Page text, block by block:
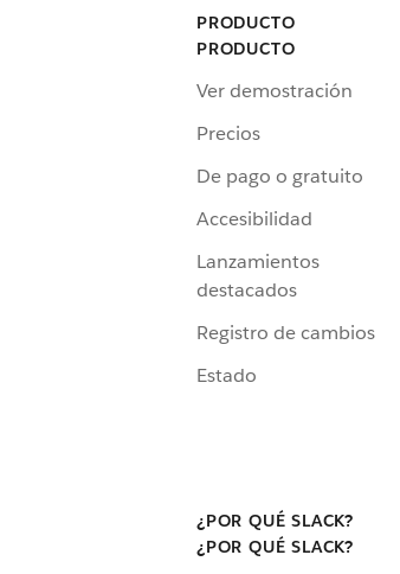
PRODUCTO
PRODUCTO
Ver demostración
Precios
De pago o gratuito
Accesibilidad
Lanzamientos
destacados
Registro de cambios
Estado
¿POR QUÉ SLACK?
¿POR QUÉ SLACK?